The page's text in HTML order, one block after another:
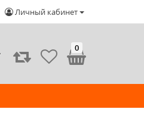
Личный кабинет
0